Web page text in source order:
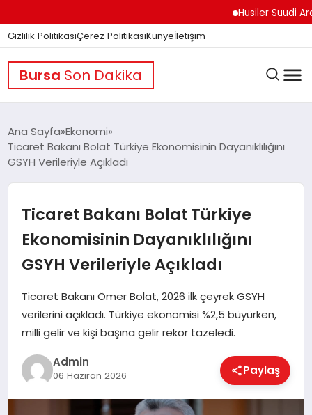
Husiler Suudi
Gizlilik PolitikasıÇerez PolitikasıKünyeİletişim
Bursa Son Dakika
GÜNDEM
DÜNYA
EĞITIM
EKONOMI
MAGAZIN
Ana Sayfa Ekonomi
Ticaret Bakanı Bolat Türkiye Ekonomisinin Dayanıklılığını
GSYH Verileriyle Açıkladı
Ticaret Bakanı Bolat Türkiye
Ekonomisinin Dayanıklılığını
GSYH Verileriyle Açıkladı
Ticaret Bakanı Ömer Bolat, 2026 ilk çeyrek GSYH
verilerini açıkladı. Türkiye ekonomisi %2,5 büyürken,
milli gelir ve kişi başına gelir rekor tazeledi.
Admin
06 Haziran 2026 Paylaş